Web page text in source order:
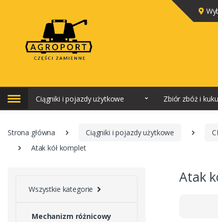
Ciągniki i pojazdy użytkowe Zbiór zbóż i
Strona główna Ciągniki i pojazdy użytkowe
Atak kół komplet
Wszystkie kategorie
Mechanizm różnicowy
Atak